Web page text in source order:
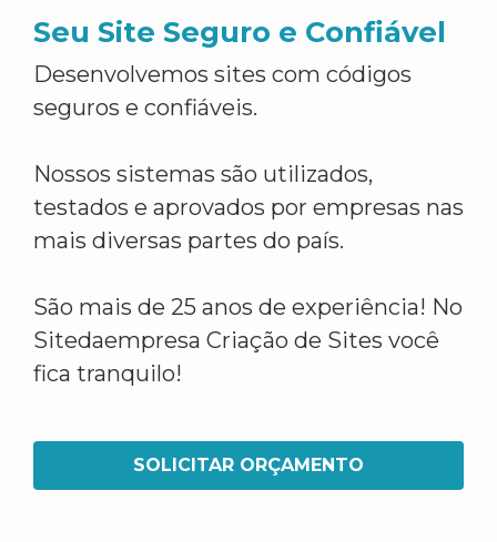
Seu Site Seguro e Confiável
Desenvolvemos sites com códigos
seguros e confiáveis.
Nossos sistemas são utilizados,
testados e aprovados por empresas nas
mais diversas partes do país.
São mais de 25 anos de experiência! No
Sitedaempresa Criação de Sites você
fica tranquilo!
SOLICITAR ORÇAMENTO